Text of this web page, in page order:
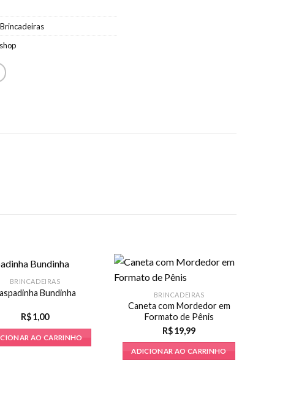
Brincadeiras
BRINCADEIRAS
Bundinha
R$ 1,00
AO CARRINHO
BRINCADEIRAS
Caneta com Mordedor em
Formato de Pênis
R$ 19,99
ADICIONAR AO CARRINHO